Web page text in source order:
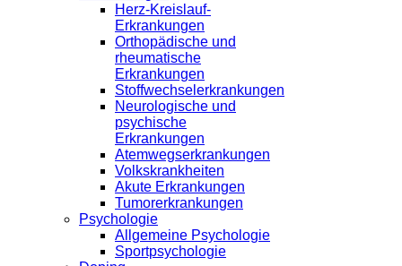
Herz-Kreislauf-
Erkrankungen
Orthopädische und
rheumatische
Erkrankungen
Stoffwechselerkrankungen
Neurologische und
psychische
Erkrankungen
Atemwegserkrankungen
Volkskrankheiten
Akute Erkrankungen
Tumorerkrankungen
Psychologie
Allgemeine Psychologie
Sportpsychologie